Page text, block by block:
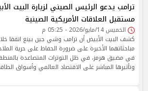
ترامب يدعو الرئيس الصيني لزيارة البيت
مستقبل العلاقات الأمريكية الصينية
الخميس 14/مايو/2026 - 05:25 م
كشف البيت الأبيض أن ترامب وشي جين بينغ اتفقا
مباحثاتهما الأخيرة على ضرورة الحفاظ على حرية
في مضيق هرمز، في ظل التوترات المتصاعدة
وتأثيرها المباشر على الاقتصاد العالمي وأسواق